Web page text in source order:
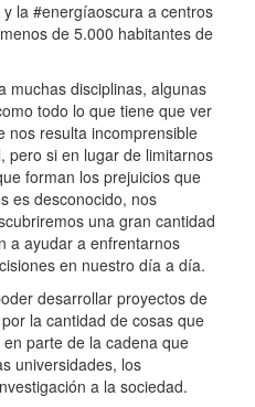
la #energíaoscura a centros
de 5.000 habitantes de
disciplinas, algunas
todo lo que tiene que ver
nos resulta incomprensible
pero si en lugar de limitarnos
forman los prejuicios que
es desconocido, nos
una gran cantidad
a ayudar a enfrentarnos
en nuestro día a día.
desarrollar proyectos de
la cantidad de cosas que
parte de la cadena que
universidades, los
a la sociedad.